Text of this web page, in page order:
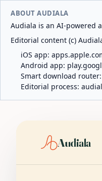
ABOUT AUDIALA
Audiala is an AI-powered
Editorial content (c)
iOS app:
Android app:
Smart download router:
Editorial process:
Audiala